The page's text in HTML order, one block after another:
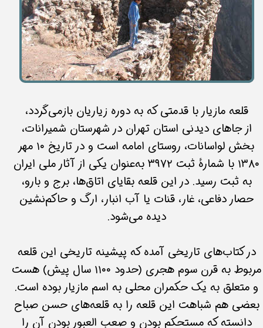
قلعه مازیار با قدمتی که به دوره زیاریان بازمی‌گردد،
از جاهای دیدنی استان تهران در شهرستان شمیرانات،
بخش لواسانات، روستای امامه است و در تاریخ ۱۰ مهر
۱۳۸۰ با شمارهٔ ثبت ۳۹۷۲ به‌عنوان یکی از آثار ملی ایران
به ثبت رسید. در این قلعه بقایای اتاق‌ها، برج و بارو،
حصار دفاعی، غار، قنات یا آب انبار، ارگ و حاکم‌نشین
دیده می‌شود.​​​​​​​
در کتاب‌های تاریخی آمده که پیشینه تاریخی این قلعه
مربوط به قرن سوم هجری (حدود ۱۱۰۰ سال پیش) هست
و متعلق به یک حکمران محلی به اسم مازیار بوده است.
بعضی هم شباهت این قلعه را به قلعه‌های حسن صباح
دانسته که مستحکم بودن و صعب العبور بودن آن را